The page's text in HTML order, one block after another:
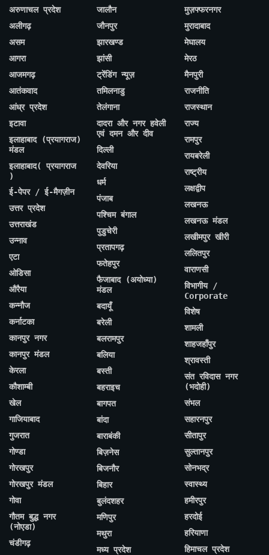
अरुणाचल प्रदेश
अलीगढ़
असम
आगरा
आजमगढ़
आतंकवाद
आंध्र प्रदेश
इटावा
इलाहाबाद (प्रयागराज)
मंडल
इलाहाबाद( प्रयागराज
)
ई-पेपर / ई-मैगज़ीन
उत्तर प्रदेश
उत्तराखंड
उन्नाव
एटा
ओडिसा
औरैया
कन्नौज
कर्नाटका
कानपुर नगर
कानपुर मंडल
केरला
कौशाम्बी
खेल
गाजियाबाद
गुजरात
गोण्डा
गोरखपुर
गोरखपुर मंडल
गोवा
गौतम बुद्ध नगर
(नोएडा)
चंडीगढ़
जालौन
जौनपुर
झारखण्ड
झांसी
ट्रेंडिंग न्यूज़
तमिलनाडु
तेलंगाना
दादरा और नगर हवेली
एवं दमन और दीव
दिल्ली
देवरिया
धर्म
पंजाब
पश्चिम बंगाल
पुडुचेरी
प्रतापगढ़
फतेहपुर
फैजाबाद (अयोध्या)
मंडल
बदायूँ
बरेली
बलरामपुर
बलिया
बस्ती
बहराइच
बागपत
बांदा
बाराबंकी
बिज़नेस
बिजनौर
बिहार
बुलंदशहर
मणिपुर
मथुरा
मध्य प्रदेश
मुज़फ्फरनगर
मुरादाबाद
मेघालय
मेरठ
मैनपुरी
राजनीति
राजस्थान
राज्य
रामपुर
रायबरेली
राष्ट्रीय
लक्षद्वीप
लखनऊ
लखनऊ मंडल
लखीमपुर खीरी
ललितपुर
वाराणसी
विभागीय /
Corporate
विशेष
शामली
शाहजहाँपुर
श्रावस्ती
संत रविदास नगर
(भदोही)
संभल
सहारनपुर
सीतापुर
सुल्तानपुर
सोनभद्र
स्वास्थ्य
हमीरपुर
हरदोई
हरियाणा
हिमाचल प्रदेश